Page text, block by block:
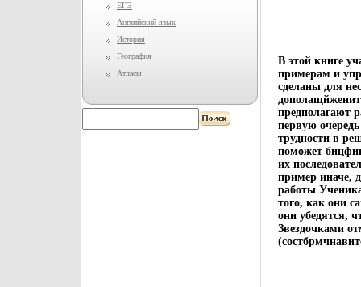
ЕГЭ
Английский язык
История
География
Атласы
В этой книге
примерам и
сделаны для
предполагают
первую
трудности в
поможет
их
пример иначе,
работы
того, как они
они убедятся,
Звездочками